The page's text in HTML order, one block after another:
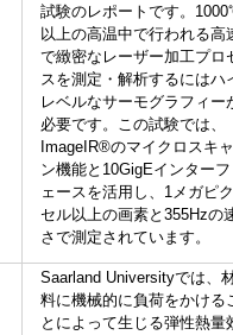
試験のレポートです。
以上の高温中で行われる高
で緻密なレーザー加工プロ
スを測定・解析するにはハ
レベルなサーモグラフィー
必要です。この試験では、
ImageIR®のマイクロスキャ
ン機能と10GigEインターフ
ェースを活用し、1メガピク
セル以上の画素と355Hzの
さで測定されています。
Saarland Universityでは、
料に機械的に負荷をかける
とによって生じる弾性熱量